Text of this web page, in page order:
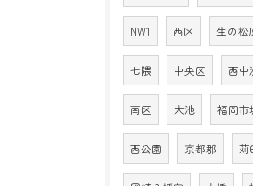
NW1 西区 生の松
七隈 中央区 西中
南区 大池 福岡市
西公園 京都郡 苅